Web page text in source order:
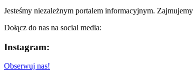
Jesteśmy niezależnym portalem informacyjnym.
Dołącz do nas na social media:
Instagram:
Obserwuj nas!